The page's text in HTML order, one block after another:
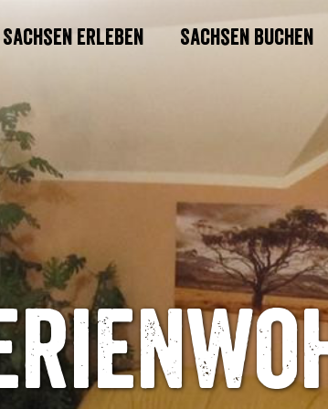
Sachsen erleben Sachsen buchen